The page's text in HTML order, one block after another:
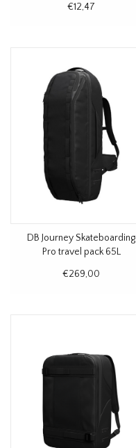
€12,47
DB Journey Skateboarding
Pro travel pack 65L
€269,00